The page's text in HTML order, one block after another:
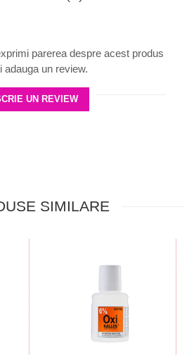
parerea despre acest produs
adauga un review.
UN REVIEW
SIMILARE